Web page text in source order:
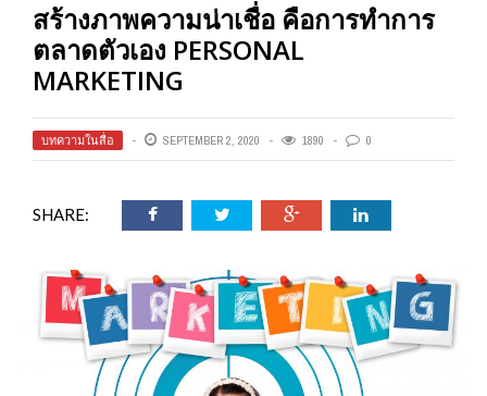
สร้างภาพความน่าเชื่อ คือการทำการ
ตลาดตัวเอง PERSONAL
MARKETING
บทความในสื่อ SEPTEMBER 2, 2020 1890 0
SHARE: